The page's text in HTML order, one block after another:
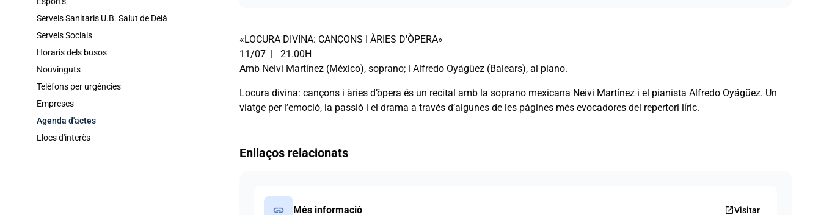
Serveis Sanitaris U.B. Salut de Deià
Serveis Socials
Horaris dels busos
Nouvinguts
Telèfons per urgències
Empreses
Agenda d'actes
Llocs d'interès
«LOCURA DIVINA: CANÇONS I ÀRIES D'ÒPERA»
11/07 | 21.00H
Amb Neivi Martínez (México), soprano; i Alfredo Oyágüez (Balears), al piano.
​​​​​​​​Locura divina: cançons i àries d’òpera és un recital amb la soprano mexicana Neivi Martínez i el pianista Alfredo Oyágüez. Un
viatge per l’emoció, la passió i el drama a través d’algunes de les pàgines més evocadores del repertori líric.
Enllaços relacionats
link Més informació open_in_newVisitar